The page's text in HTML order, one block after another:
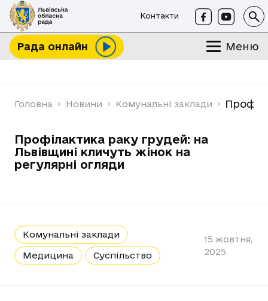
Контакти
Рада онлайн Меню
Головна Новини Комунальні заклади
Профілактика раку грудей: на
Львівщині кличуть жінок на
регулярні огляди
Комунальні заклади
Медицина Суспільство
15 жовтня,
2025